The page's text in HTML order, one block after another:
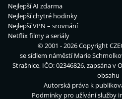
Nejlepší AI zdarma
Nejlepší chytré hodinky
Nejlepší VPN – srovnání
Netflix filmy a seriály
© 2001 - 2026 Copyright
se sídlem náměstí Marie
Strašnice, IČO: 02346826, zapsána v
obsahu
Autorská práva k
Podmínky pro užívání služby